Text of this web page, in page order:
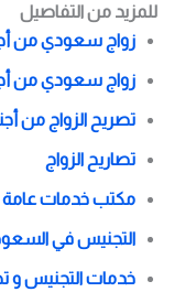
للمزيد من التفاصيل
زواج سعودي من
زواج سعودي من
تصريح الزواج من
تصاريح الزواج
مكتب خدمات عامة
التجنيس في
خدمات التجنيس و